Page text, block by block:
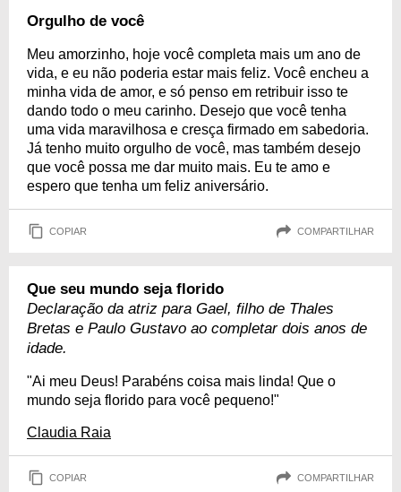
Orgulho de você
Meu amorzinho, hoje você completa mais um ano de
vida, e eu não poderia estar mais feliz. Você encheu a
minha vida de amor, e só penso em retribuir isso te
dando todo o meu carinho. Desejo que você tenha
uma vida maravilhosa e cresça firmado em sabedoria.
Já tenho muito orgulho de você, mas também desejo
que você possa me dar muito mais. Eu te amo e
espero que tenha um feliz aniversário.
COPIAR COMPARTILHAR
Que seu mundo seja florido
Declaração da atriz para Gael, filho de Thales
Bretas e Paulo Gustavo ao completar dois anos de
idade.
"Ai meu Deus! Parabéns coisa mais linda! Que o
mundo seja florido para você pequeno!"
Claudia Raia
COPIAR COMPARTILHAR